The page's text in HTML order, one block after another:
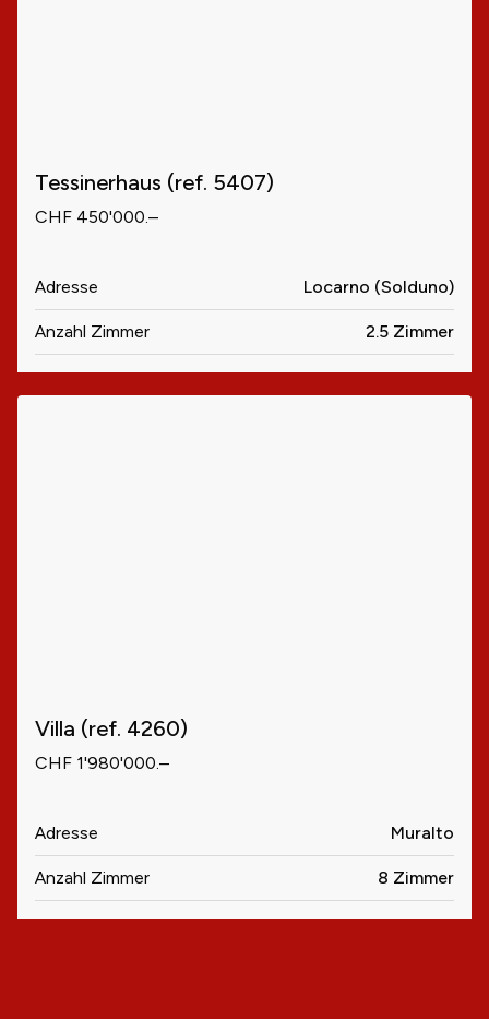
Tessinerhaus (ref. 5407)
CHF 450'000.–
Adresse Locarno (Solduno)
Anzahl Zimmer 2.5 Zimmer
Villa (ref. 4260)
CHF 1'980'000.–
Adresse Muralto
Anzahl Zimmer 8 Zimmer